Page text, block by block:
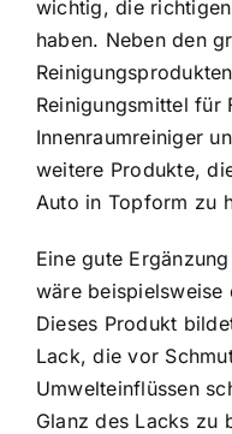
wichtig, die
haben. Neben den
Reinigungsmittel für
Innenraumreiniger
weitere Produkte,
Auto in Topform zu
Eine gute
wäre beispielsweise
Dieses Produkt
Lack, die vor
Umwelteinflüssen
Glanz des Lacks zu